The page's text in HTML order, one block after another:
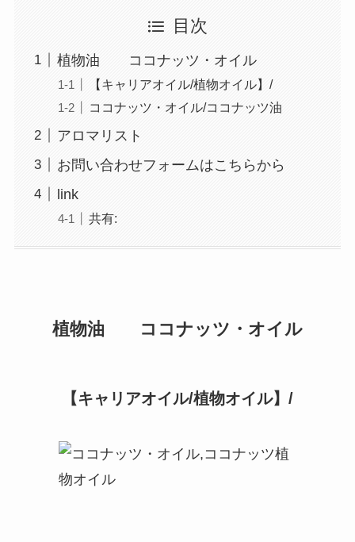
目次
植物油 ココナッツ・オイル
【キャリアオイル/植物オイル】/
ココナッツ・オイル/ココナッツ油
アロマリスト
お問い合わせフォームはこちらから
link
共有:
植物油 ココナッツ・オイル
【キャリアオイル/植物オイル】/